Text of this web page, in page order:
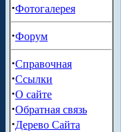
·Фотогалерея
·Форум
·Справочная
·Ссылки
·О сайте
·Обратная связь
·Дерево Сайта